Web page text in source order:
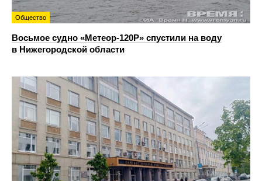
Общество
Восьмое судно «Метеор-120Р» спустили на воду
в Нижегородской области